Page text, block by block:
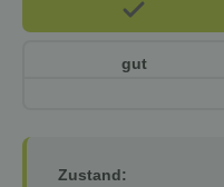
gut
Zustand: